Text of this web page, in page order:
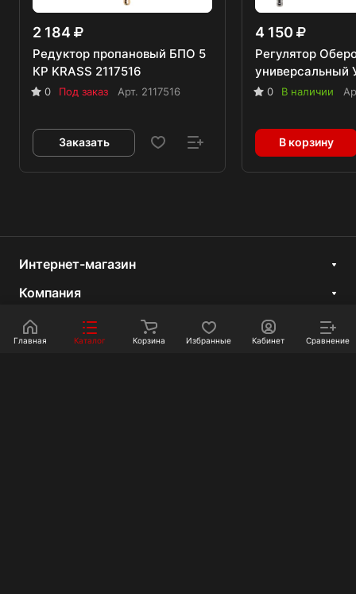
2 184
Редуктор пропановый БПО 5
КР KRASS 2117516
0 Под заказ Арт. 2117516
Заказать
4 150
Регулятор
0 В наличии
В корзину
Интернет-магазин
Компания
Информация
Главная Каталог Корзина Избранные Кабинет Сравнение